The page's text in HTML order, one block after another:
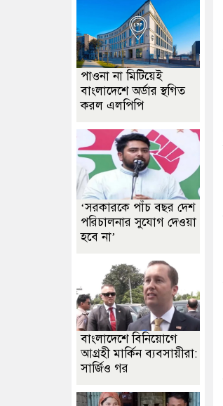
পাওনা না মিটিয়েই
বাংলাদেশে অর্ডার স্থগিত
করল এলপিপি
‘সরকারকে পাঁচ বছর দেশ
পরিচালনার সুযোগ দেওয়া
হবে না’
বাংলাদেশে বিনিয়োগে
আগ্রহী মার্কিন ব্যবসায়ীরা:
সার্জিও গর